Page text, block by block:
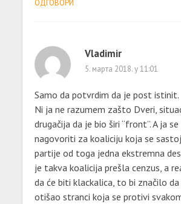
ОДГОВОРИ
Vladimir
5. марта 2018. у 11:01
Samo da potvrdim da je post istinit.
Ni ja ne razumem zašto Dveri,
drugačija da je bio širi “front”. A ja
nagovoriti za koaliciju koja se
partije od toga jedna ekstremna
je takva koalicija prešla cenzus, a
da će biti klackalica, to bi značilo
otišao stranci koja se protivi